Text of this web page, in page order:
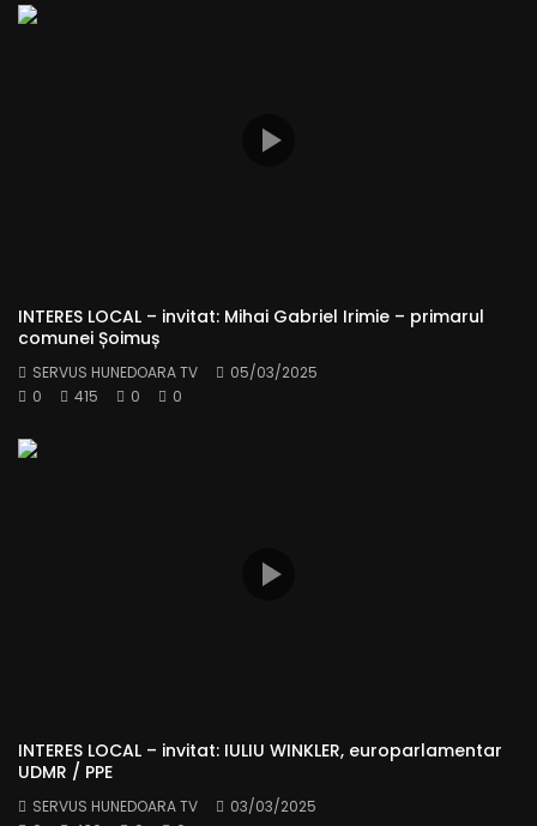
INTERES LOCAL – invitat: Mihai Gabriel Irimie – primarul
comunei Șoimuș
SERVUS HUNEDOARA TV
05/03/2025
0
415 0 0
INTERES LOCAL – invitat: IULIU WINKLER, europarlamentar
UDMR / PPE
SERVUS HUNEDOARA TV
03/03/2025